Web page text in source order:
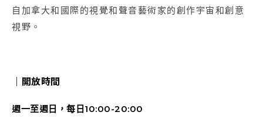
自加拿大和國際的視覺和聲音藝術家的創作宇宙和創意
視野。
｜開放時間
週一至週日，每日10:00-20:00